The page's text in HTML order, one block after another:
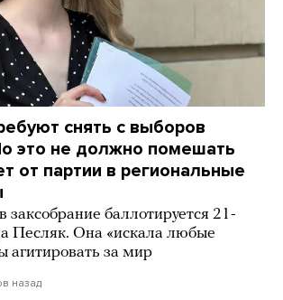
снять с выборов
это не должно помешать
от партии в региональные
заксобрание баллотируется 21-
Песляк. Она «искала любые
агитировать за мир
назад